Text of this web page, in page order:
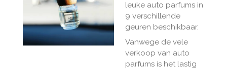
leuke auto parfums in
9 verschillende
geuren beschikbaar.
Vanwege de vele
verkoop van auto
parfums is het lastig